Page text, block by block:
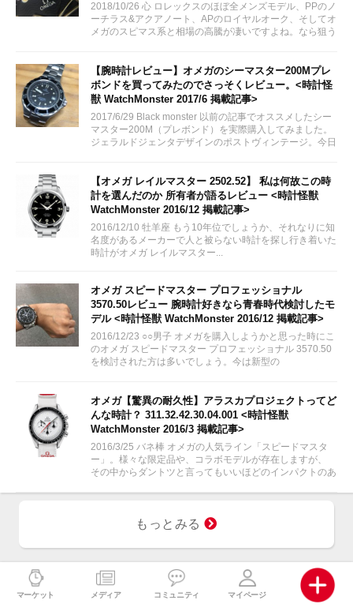
2018/10/26 心 ロレックスのほぼ全メンズモデル、PPのノ
ーチラス&アクアノート、APのロイヤルオーク、そしてオ
メガのスピマス系と相場の高騰が凄いですよね。なら狙う
【腕時計レビュー】オメガのシーマスター200Mプレ
ボンドを買ってみたのでさっそくレビュー。<時計怪
獣 WatchMonster 2017/6 掲載記事>
2017/6/29 Black monster 以前の記事でオススメしたシー
マスター200M（プレボンド）を実際購入してみました。
ジェラルドジェンタデザインのポストヴィンテージ。今日
【オメガ レイルマスター 2502.52】 私は何故この時
計を選んだのか 所有者が語るレビュー <時計怪獣
WatchMonster 2016/12 掲載記事>
2016/12/10 牡羊座 もう10年位でしょうか、それなりに知
名度があるメーカーで人と被らない時計を探し行き着いた
時計がオメガ レイルマスター...
オメガ スピードマスター プロフェッショナル
3570.50レビュー 腕時計好きなら青春時代検討したモ
デル <時計怪獣 WatchMonster 2016/12 掲載記事>
2016/12/23 ○○男子 オメガを購入しようかと思った時にこ
のオメガ スピードマスター プロフェッショナル 3570.50
を検討された方は多いでしょう。今は新型の
オメガ【驚異の耐久性】アラスカプロジェクトってど
んな時計？ 311.32.42.30.04.001 <時計怪獣
WatchMonster 2016/3 掲載記事>
2016/3/25 バネ棒 オメガの人気ライン「スピードマスタ
ー」。様々な限定品や、コラボモデルが存在しますが、
その中からダントツと言ってもいいほどのインパクトのあ
もっとみる
マーケット メディア コミュニティ マイページ